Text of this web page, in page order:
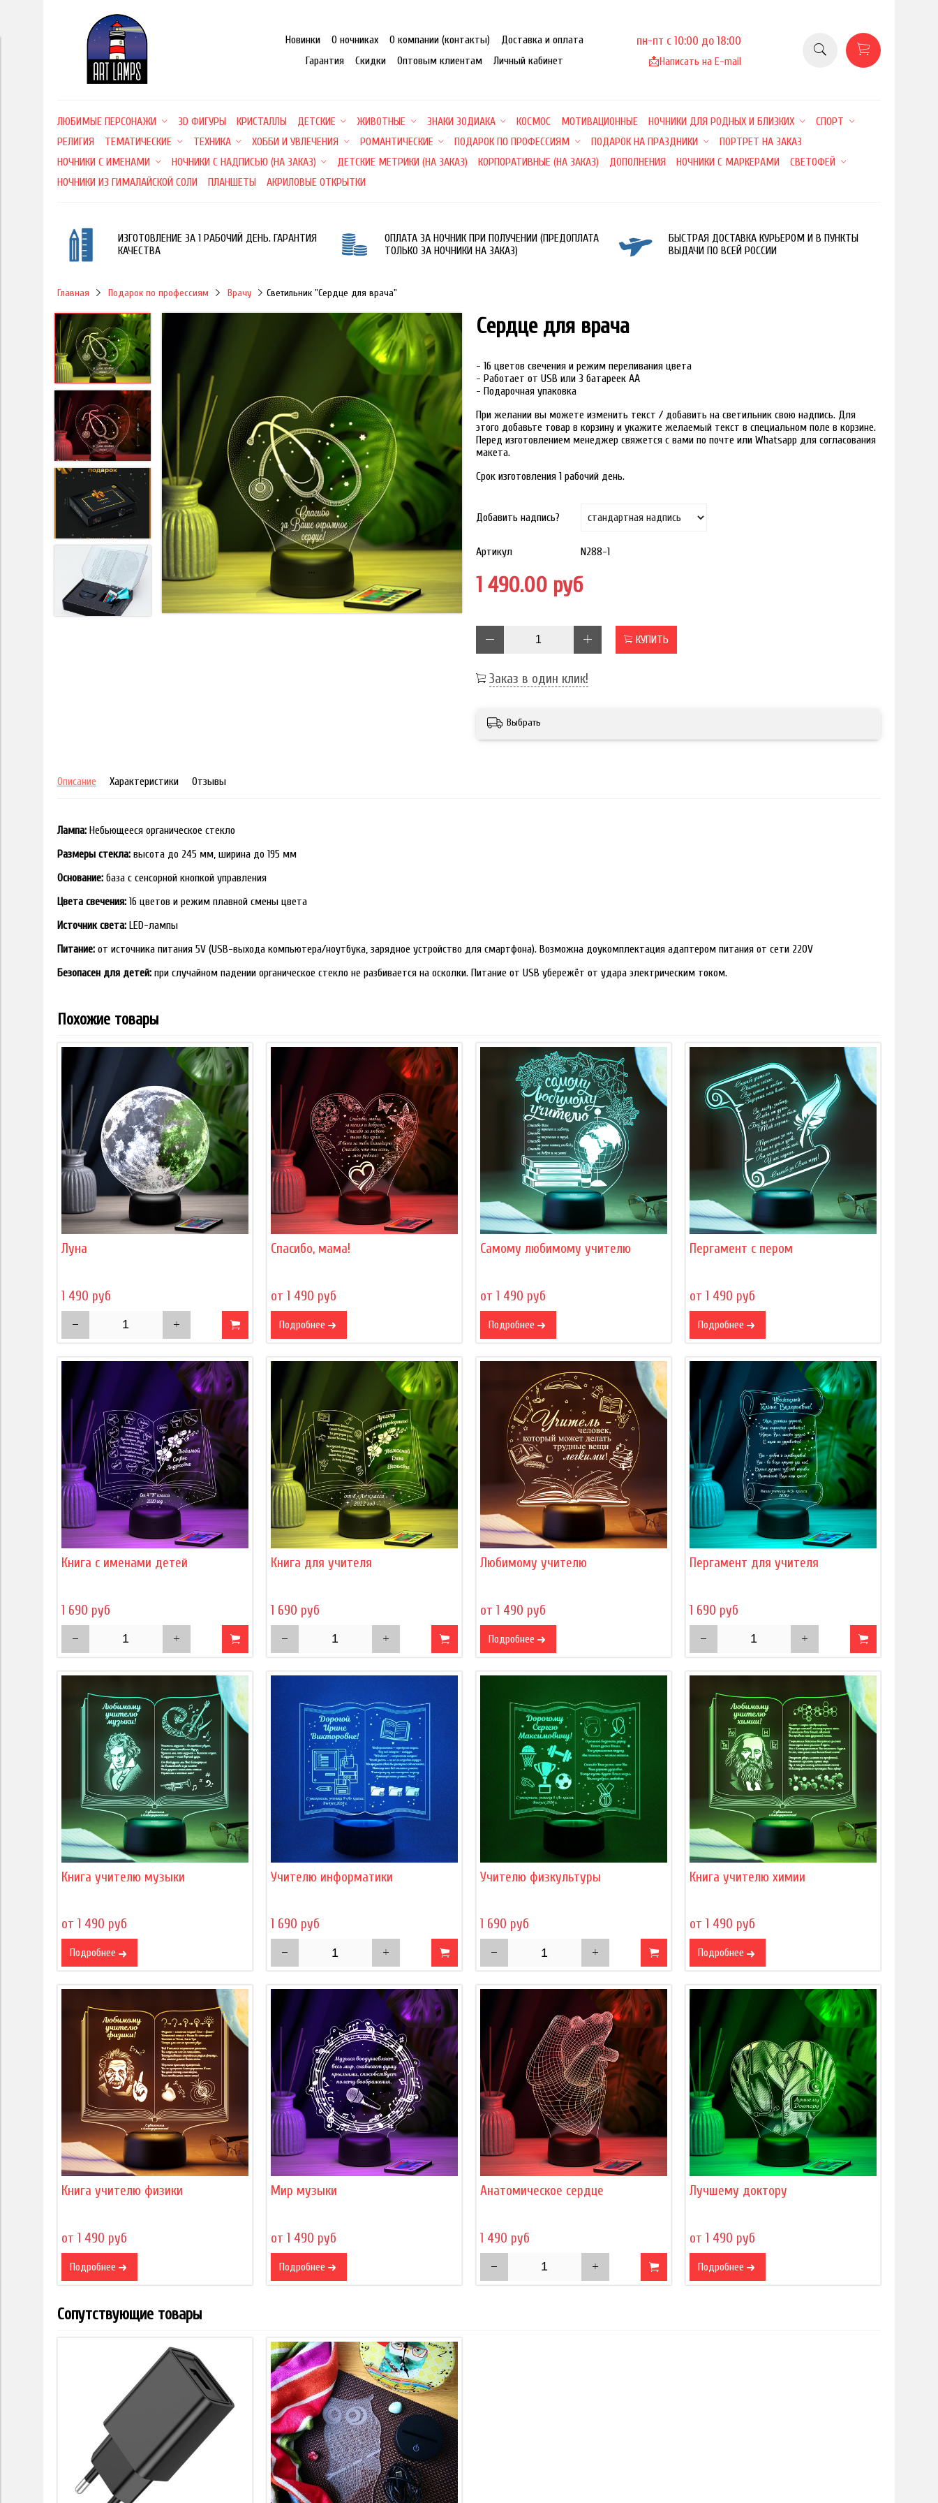
Новинки О ночниках О компании (контакты)
Доставка и оплата
Гарантия
Скидки Оптовым клиентам Личный кабинет
пн-пт с 10:00 до 18:00
📩Написать на E-mail
ЛЮБИМЫЕ ПЕРСОНАЖИ 3D ФИГУРЫ КРИСТАЛЛЫ ДЕТСКИЕ ЖИВОТНЫЕ ЗНАКИ ЗОДИАКА КОСМОС МОТИВАЦИОННЫЕ НОЧНИКИ ДЛЯ РОДНЫХ И БЛИЗКИХ
СПОРТ
РЕЛИГИЯ
ТЕМАТИЧЕСКИЕ ТЕХНИКА ХОББИ И УВЛЕЧЕНИЯ РОМАНТИЧЕСКИЕ ПОДАРОК ПО ПРОФЕССИЯМ ПОДАРОК НА ПРАЗДНИКИ
ПОРТРЕТ НА ЗАКАЗ
НОЧНИКИ С ИМЕНАМИ
НОЧНИКИ С НАДПИСЬЮ (НА ЗАКАЗ) ДЕТСКИЕ МЕТРИКИ (НА ЗАКАЗ) КОРПОРАТИВНЫЕ (НА ЗАКАЗ) ДОПОЛНЕНИЯ НОЧНИКИ С МАРКЕРАМИ
СВЕТОФЕЙ
НОЧНИКИ ИЗ ГИМАЛАЙСКОЙ СОЛИ
ПЛАНШЕТЫ АКРИЛОВЫЕ ОТКРЫТКИ
ИЗГОТОВЛЕНИЕ ЗА 1 РАБОЧИЙ ДЕНЬ. ГАРАНТИЯ
КАЧЕСТВА
ОПЛАТА ЗА НОЧНИК ПРИ ПОЛУЧЕНИИ (ПРЕДОПЛАТА
ТОЛЬКО ЗА НОЧНИКИ НА ЗАКАЗ)
БЫСТРАЯ ДОСТАВКА КУРЬЕРОМ И В ПУНКТЫ
ВЫДАЧИ ПО ВСЕЙ РОССИИ
Главная Подарок по профессиям Врачу Светильник "Сердце для врача"
Сердце для врача
- 16 цветов свечения и режим переливания цвета
- Работает от USB или 3 батареек АА
- Подарочная упаковка
При желании вы можете изменить текст / добавить на светильник свою надпись. Для
этого добавьте товар в корзину и укажите желаемый текст в специальном поле в корзине.
Перед изготовлением менеджер свяжется с вами по почте или Whatsapp для согласования
макета.
Срок изготовления 1 рабочий день.
Добавить надпись?
Артикул N288-1
1 490.00 руб
КУПИТЬ
Заказ в один клик!
Выбрать
Описание Характеристики Отзывы
Лампа: Небьющееся органическое стекло
Размеры стекла: высота до 245 мм, ширина до 195 мм
Основание: база с сенсорной кнопкой управления
Цвета свечения: 16 цветов и режим плавной смены цвета
Источник света: LED-лампы
Питание: от источника питания 5V (USB-выхода компьютера/ноутбука, зарядное устройство для смартфона). Возможна доукомплектация адаптером питания от сети 220V
Безопасен для детей: при случайном падении органическое стекло не разбивается на осколки. Питание от USB убережёт от удара электрическим током.
Похожие товары
Луна
1 490 руб
Спасибо, мама!
от 1 490 руб
Подробнее
Самому любимому учителю
от 1 490 руб
Подробнее
Пергамент с пером
от 1 490 руб
Подробнее
Книга с именами детей
1 690 руб
Книга для учителя
1 690 руб
Любимому учителю
от 1 490 руб
Подробнее
Пергамент для учителя
1 690 руб
Книга учителю музыки
от 1 490 руб
Подробнее
Учителю информатики
1 690 руб
Учителю физкультуры
1 690 руб
Книга учителю химии
от 1 490 руб
Подробнее
Книга учителю физики
от 1 490 руб
Подробнее
Мир музыки
от 1 490 руб
Подробнее
Анатомическое сердце
1 490 руб
Лучшему доктору
от 1 490 руб
Подробнее
Сопутствующие товары